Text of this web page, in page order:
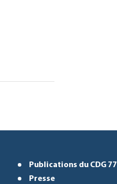
Publications du CDG 77
Presse